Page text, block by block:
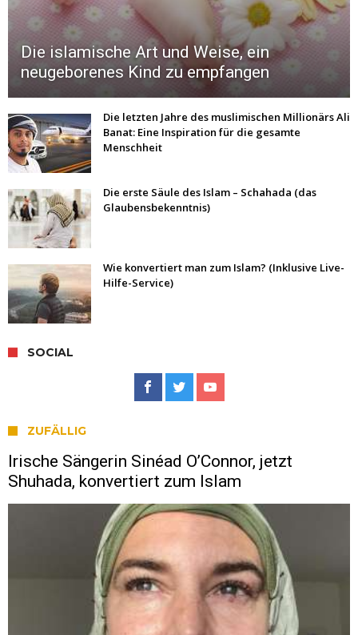
Die islamische Art und Weise, ein
neugeborenes Kind zu empfangen
Die letzten Jahre des muslimischen Millionärs Ali
Banat: Eine Inspiration für die gesamte
Menschheit
Die erste Säule des Islam – Schahada (das
Glaubensbekenntnis)
Wie konvertiert man zum Islam? (Inklusive Live-
Hilfe-Service)
SOCIAL
ZUFÄLLIG
Irische Sängerin Sinéad O’Connor, jetzt
Shuhada, konvertiert zum Islam